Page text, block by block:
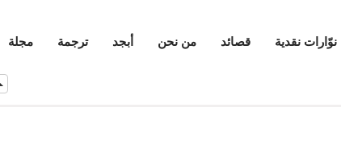
مجلة ترجمة أبجد من نحن قصائد نوّارات نقدية